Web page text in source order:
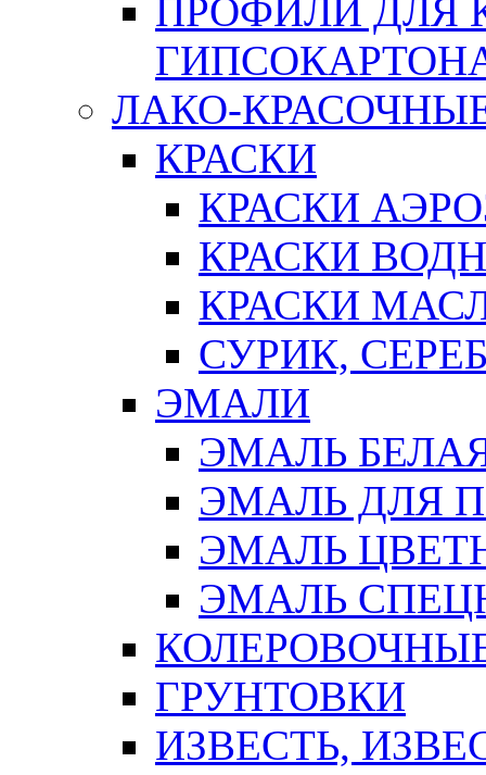
ПРОФИЛИ ДЛЯ
ЛАКО-
КРАСКИ
КРАСКИ
КРАСКИ
КРАСКИ
СУРИК,
ЭМАЛИ
ЭМАЛЬ
ЭМАЛЬ ДЛЯ
ЭМАЛЬ
ЭМАЛЬ
ГРУНТОВКИ
ИЗВЕСТЬ,